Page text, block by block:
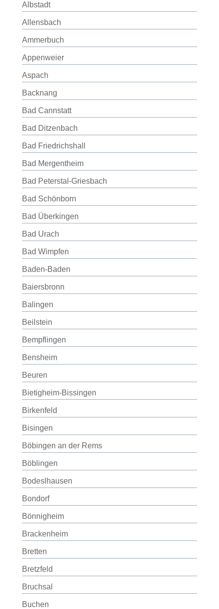
Albstadt
Allensbach
Ammerbuch
Appenweier
Aspach
Backnang
Bad Cannstatt
Bad Ditzenbach
Bad Friedrichshall
Bad Mergentheim
Bad Peterstal-Griesbach
Bad Schönborn
Bad Überkingen
Bad Urach
Bad Wimpfen
Baden-Baden
Baiersbronn
Balingen
Beilstein
Bempflingen
Bensheim
Beuren
Bietigheim-Bissingen
Birkenfeld
Bisingen
Böbingen an der Rems
Böblingen
Bodeslhausen
Bondorf
Bönnigheim
Brackenheim
Bretten
Bretzfeld
Bruchsal
Buchen